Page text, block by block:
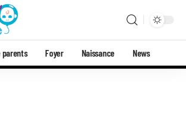
parents Foyer Naissance News